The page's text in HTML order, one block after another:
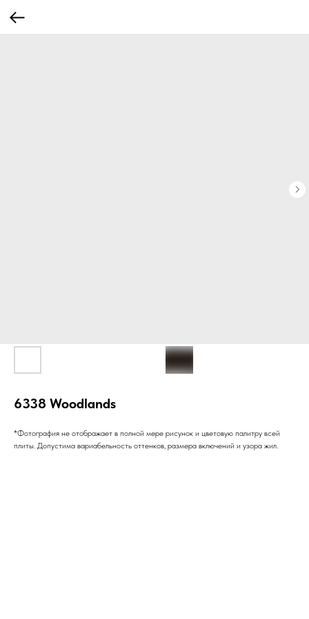
6338 Woodlands
*Фотография не отображает в полной мере рисунок и цветовую палитру всей
плиты. Допустима вариабельность оттенков, размера включений и узора жил.